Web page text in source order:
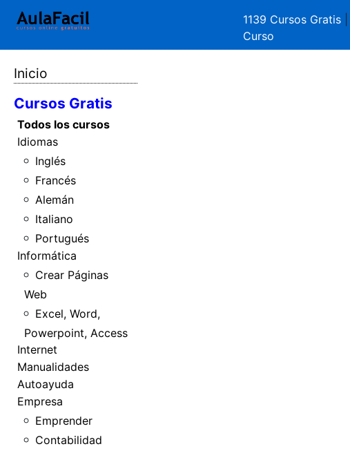
1139 Cursos Gratis
Curso
Inicio
Cursos Gratis
Todos los cursos
Idiomas
Inglés
Francés
Alemán
Italiano
Portugués
Informática
Crear Páginas
Web
Excel, Word,
Powerpoint, Access
Internet
Manualidades
Autoayuda
Empresa
Emprender
Contabilidad